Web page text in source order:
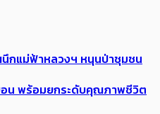
นึกแม่ฟ้าหลวงฯ หนุนป่าชุมชน
น พร้อมยกระดับคุณภาพชีวิต